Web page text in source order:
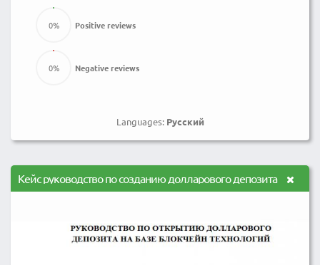
Positive reviews
0%
Negative reviews
0%
Languages: Русский
Кейс руководство по созданию долларового депозита